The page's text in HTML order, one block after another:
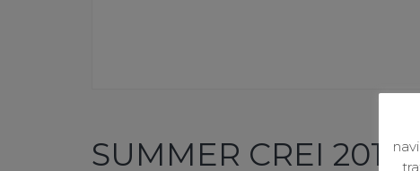
SUMMER CREI 2019